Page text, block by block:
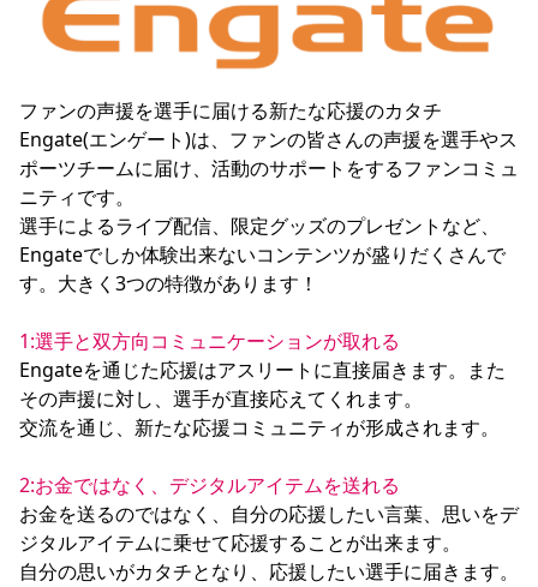
ファンの声援を選手に届ける新たな応援のカタチ
Engate(エンゲート)は、ファンの皆さんの声援を選手やス
ポーツチームに届け、活動のサポートをするファンコミュ
ニティです。
選手によるライブ配信、限定グッズのプレゼントなど、
Engateでしか体験出来ないコンテンツが盛りだくさんで
す。大きく3つの特徴があります！
1:選手と双方向コミュニケーションが取れる
Engateを通じた応援はアスリートに直接届きます。また
その声援に対し、選手が直接応えてくれます。
交流を通じ、新たな応援コミュニティが形成されます。
2:お金ではなく、デジタルアイテムを送れる
お金を送るのではなく、自分の応援したい言葉、思いをデ
ジタルアイテムに乗せて応援することが出来ます。
自分の思いがカタチとなり、応援したい選手に届きます。